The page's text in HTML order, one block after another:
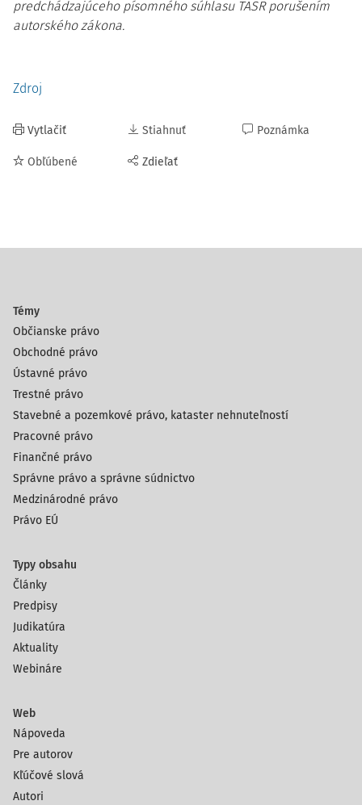
predchádzajúceho písomného súhlasu TASR porušením
autorského zákona.
Zdroj
Vytlačiť
Obľúbené
Stiahnuť
Zdieľať
Poznámka
Témy
Občianske právo
Obchodné právo
Ústavné právo
Trestné právo
Stavebné a pozemkové právo, kataster nehnuteľností
Pracovné právo
Finančné právo
Správne právo a správne súdnictvo
Medzinárodné právo
Právo EÚ
Typy obsahu
Články
Predpisy
Judikatúra
Aktuality
Webináre
Web
Nápoveda
Pre autorov
Kľúčové slová
Autori